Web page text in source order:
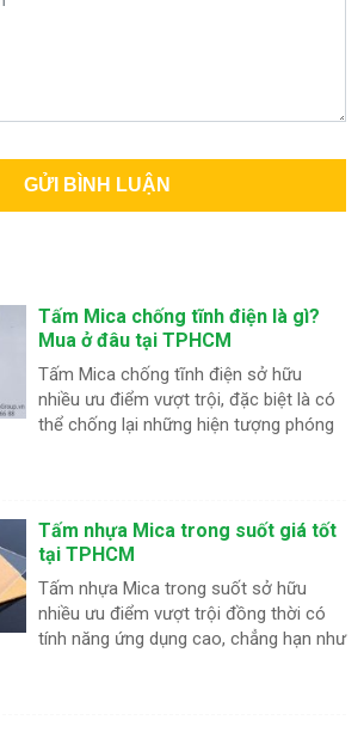
Tấm Mica chống tĩnh điện là gì?
Mua ở đâu tại TPHCM
Tấm Mica chống tĩnh điện sở hữu
nhiều ưu điểm vượt trội, đặc biệt là có
thể chống lại những hiện tượng phóng
Tấm nhựa Mica trong suốt giá tốt
tại TPHCM
Tấm nhựa Mica trong suốt sở hữu
nhiều ưu điểm vượt trội đồng thời có
tính năng ứng dụng cao, chẳng hạn như